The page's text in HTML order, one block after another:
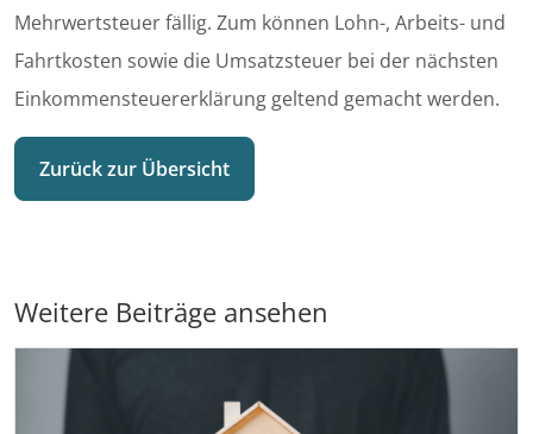
Mehrwertsteuer fällig. Zum können Lohn-, Arbeits- und
Fahrtkosten sowie die Umsatzsteuer bei der nächsten
Einkommensteuererklärung geltend gemacht werden.
Zurück zur Übersicht
Weitere Beiträge ansehen